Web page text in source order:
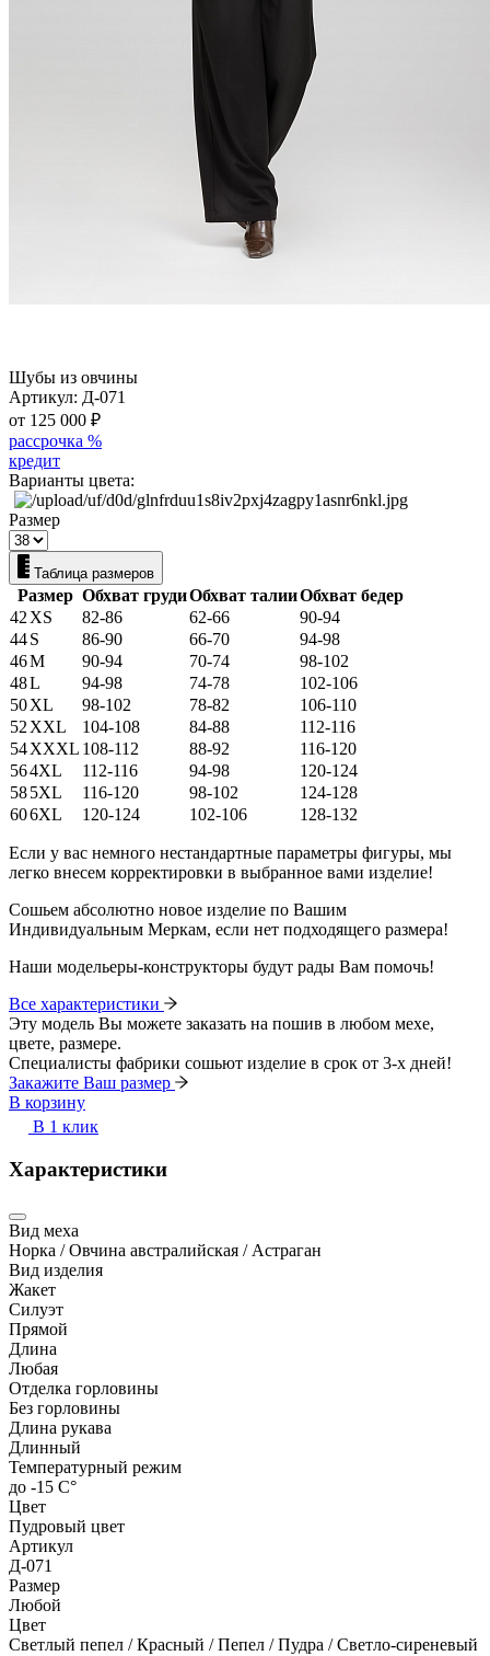
Шубы из овчины
Артикул: Д-071
от 125 000 ₽
рассрочка %
кредит
Варианты цвета:
Размер
Таблица размеров
Размер Обхват грудиОбхват талииОбхват бедер
42 XS 82-86 62-66
90-94
44S 86-90 66-70
94-98
46M 90-94 70-74
98-102
48L 94-98 74-78
102-106
50XL 98-102 78-82
106-110
52 XXL 104-108 84-88
112-116
54XXXL 108-112 88-92
116-120
564XL 112-116 94-98
120-124
585XL 116-120 98-102
124-128
606XL 120-124 102-106 128-132
Если у вас немного нестандартные параметры фигуры, мы
легко внесем корректировки в выбранное вами изделие!
Сошьем абсолютно новое изделие по Вашим
Индивидуальным Меркам, если нет подходящего размера!
Наши модельеры-конструкторы будут рады Вам помочь!
Все характеристики
Эту модель Вы можете заказать на пошив в любом мехе,
цвете, размере.
Специалисты фабрики сошьют изделие в срок от 3-х дней!
Закажите Ваш размер
В корзину
В 1 клик
Характеристики
Вид меха
Норка / Овчина австралийская / Астраган
Вид изделия
Жакет
Силуэт
Прямой
Длина
Любая
Отделка горловины
Без горловины
Длина рукава
Длинный
Температурный режим
до -15 С°
Цвет
Пудровый цвет
Артикул
Д-071
Размер
Любой
Цвет
Cветлый пепел / Красный / Пепел / Пудра / Светло-сиреневый